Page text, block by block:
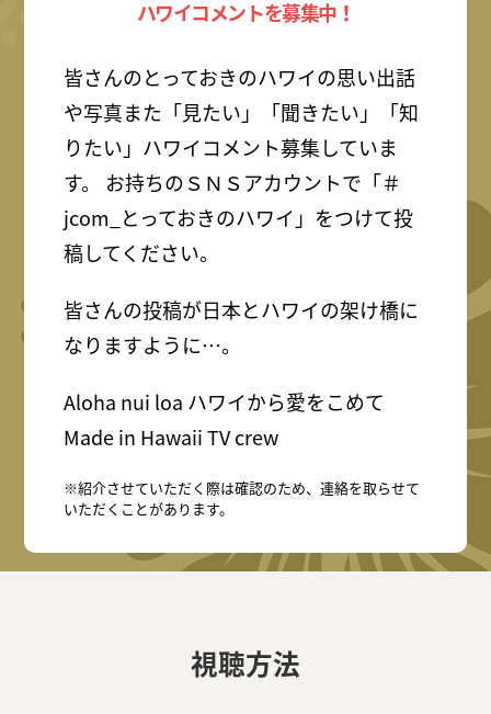
ハワイコメントを募集中！
皆さんのとっておきのハワイの思い出話
や写真また「見たい」「聞きたい」「知
りたい」ハワイコメント募集していま
す。 お持ちのＳＮＳアカウントで「＃
jcom_とっておきのハワイ」をつけて投
稿してください。
皆さんの投稿が日本とハワイの架け橋に
なりますように…。
Aloha nui loa ハワイから愛をこめて
Made in Hawaii TV crew
※紹介させていただく際は確認のため、連絡を取らせて
いただくことがあります。
視聴方法